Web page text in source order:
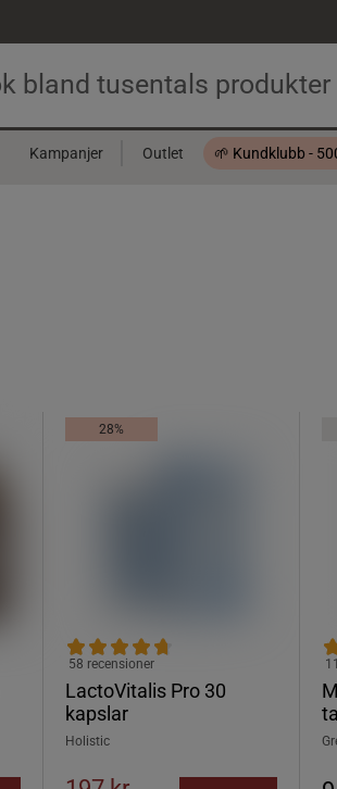
Kampanjer Outlet 🌱 Kundklubb -
28%
LactoVitalis Pro 30
kapslar
58 recensioner
Holistic